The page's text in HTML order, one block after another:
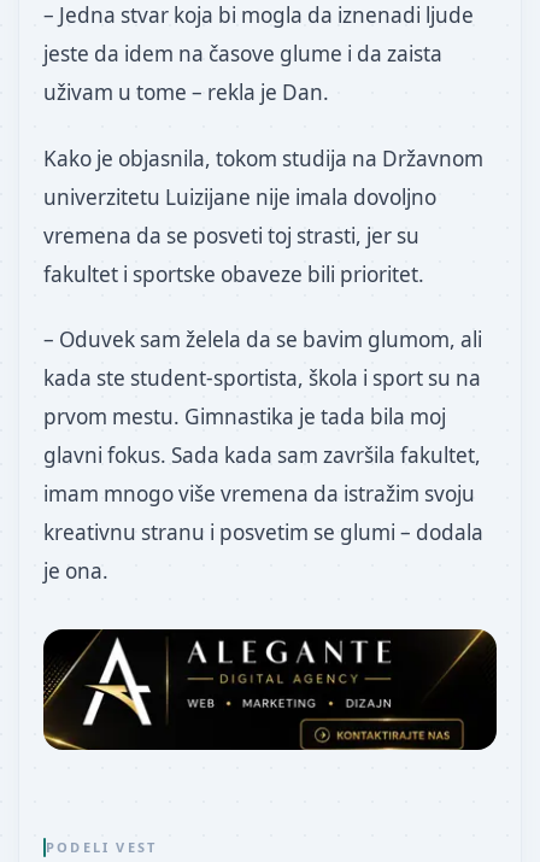
– Jedna stvar koja bi mogla da iznenadi ljude
jeste da idem na časove glume i da zaista
uživam u tome – rekla je Dan.
Kako je objasnila, tokom studija na Državnom
univerzitetu Luizijane nije imala dovoljno
vremena da se posveti toj strasti, jer su
fakultet i sportske obaveze bili prioritet.
– Oduvek sam želela da se bavim glumom, ali
kada ste student-sportista, škola i sport su na
prvom mestu. Gimnastika je tada bila moj
glavni fokus. Sada kada sam završila fakultet,
imam mnogo više vremena da istražim svoju
kreativnu stranu i posvetim se glumi – dodala
je ona.
PODELI VEST